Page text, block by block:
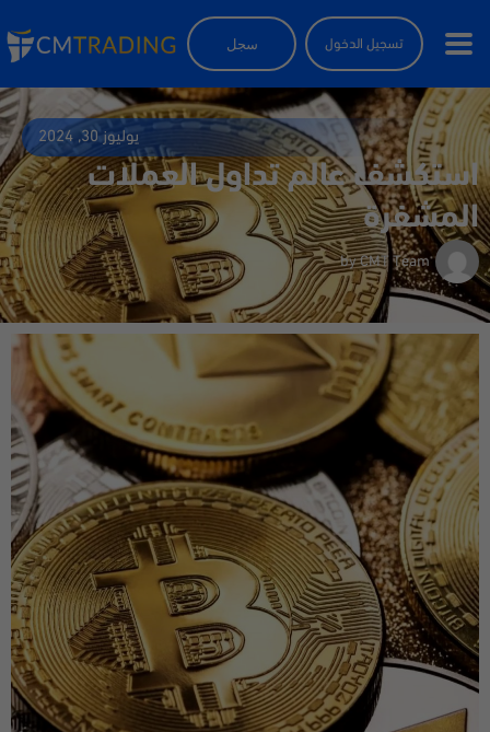
تسجيل الدخول سجل
يوليوز 30, 2024
استكشف عالم تداول العملات
المشفرة
byCMT Team